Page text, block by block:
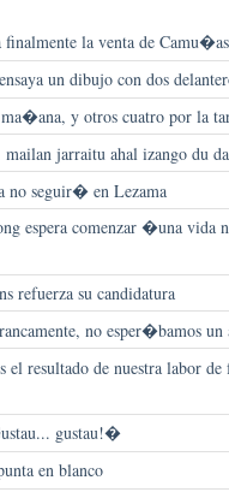
finalmente la venta de
un dibujo con dos
y otros cuatro por la
jarraitu ahal izango du
no seguir� en Lezama
espera comenzar �una vida
refuerza su candidatura
no esper�bamos
el resultado de nuestra labor
gustau!�
en blanco